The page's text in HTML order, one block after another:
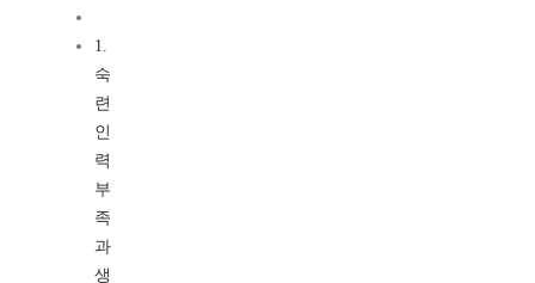
1.
숙
련
인
력
부
족
과
생